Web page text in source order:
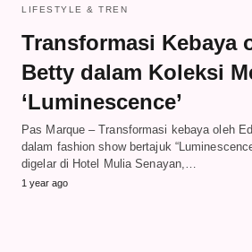
LIFESTYLE & TREN
Transformasi Kebaya
Betty dalam Koleksi
‘Luminescence’
Pas Marque – Transformasi kebaya oleh
dalam fashion show bertajuk
digelar di Hotel Mulia Senayan,…
1 year ago